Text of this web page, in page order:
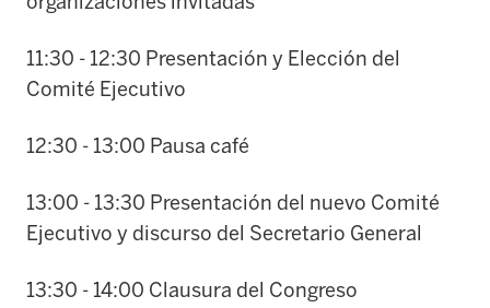
11:30 - 12:30 Presentación y Elección del
Comité Ejecutivo
12:30 - 13:00 Pausa café
13:00 - 13:30 Presentación del nuevo Comité
Ejecutivo y discurso del Secretario General
13:30 - 14:00 Clausura del Congreso